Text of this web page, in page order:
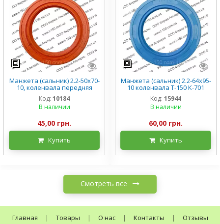
Манжета (сальник) 2.2-50х70-
10, коленвала передняя
МТЗ-80/82/892, Т-16/21/40,
240-1002055, силикон
Код: 10184
В наличии
45,00 грн.
Купить
Манжета (сальник) 2.2-64х95-
10 коленвала Т-150 К-701
ЯМЗ-236/238/240, 201-
1005034, силикон
Код: 15944
В наличии
60,00 грн.
Купить
Смотреть все
Главная | Товары | О нас | Контакты | Отзывы